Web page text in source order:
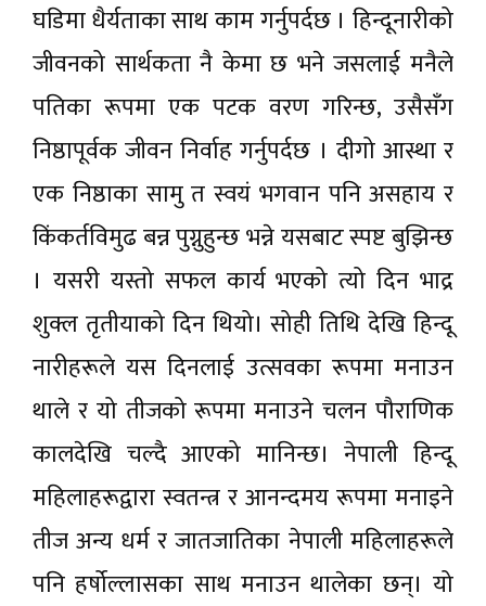
घडिमा धैर्यताका साथ काम गर्नुपर्दछ । हिन्दूनारीको
जीवनको सार्थकता नै केमा छ भने जसलाई मनैले
पतिका रूपमा एक पटक वरण गरिन्छ, उसैसँग
निष्ठापूर्वक जीवन निर्वाह गर्नुपर्दछ । दीगो आस्था र
एक निष्ठाका सामु त स्वयं भगवान पनि असहाय र
किंकर्तविमुढ बन्न पुग्नुहुन्छ भन्ने यसबाट स्पष्ट बुझिन्छ
। यसरी यस्तो सफल कार्य भएको त्यो दिन भाद्र
शुक्ल तृतीयाको दिन थियो। सोही तिथि देखि हिन्दू
नारीहरूले यस दिनलाई उत्सवका रूपमा मनाउन
थाले र यो तीजको रूपमा मनाउने चलन पौराणिक
कालदेखि चल्दै आएको मानिन्छ। नेपाली हिन्दू
महिलाहरूद्वारा स्वतन्त्र र आनन्दमय रूपमा मनाइने
तीज अन्य धर्म र जातजातिका नेपाली महिलाहरूले
पनि हर्षोल्लासका साथ मनाउन थालेका छन्। यो